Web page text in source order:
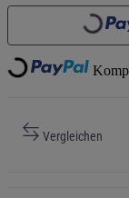
Loading...
Vergleichen